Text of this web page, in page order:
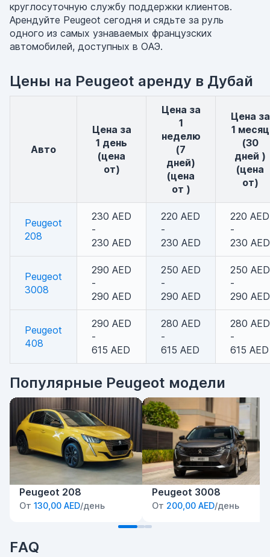
круглосуточную службу поддержки клиентов.
Арендуйте Peugeot сегодня и сядьте за руль
одного из самых узнаваемых французских
автомобилей, доступных в ОАЭ.
Цены на Peugeot аренду в Дубай
авто
Цена за
1 день
(цена
от)
Цена за
1
неделю
(7
дней)
(цена
от )
Цена за
1 месяц
(30
дней )
(цена
от)
Peugeot
208
230 AED
-
230 AED
220 AED
-
230 AED
220 AED
-
230 AED
Peugeot
3008
290 AED
-
290 AED
250 AED
-
290 AED
250 AED
-
290 AED
Peugeot
408
290 AED
-
615 AED
280 AED
-
615 AED
280 AED
-
615 AED
Популярные Peugeot модели
Peugeot 208
От 130,00 AED/день
Peugeot 3008
От 200,00 AED/день
FAQ